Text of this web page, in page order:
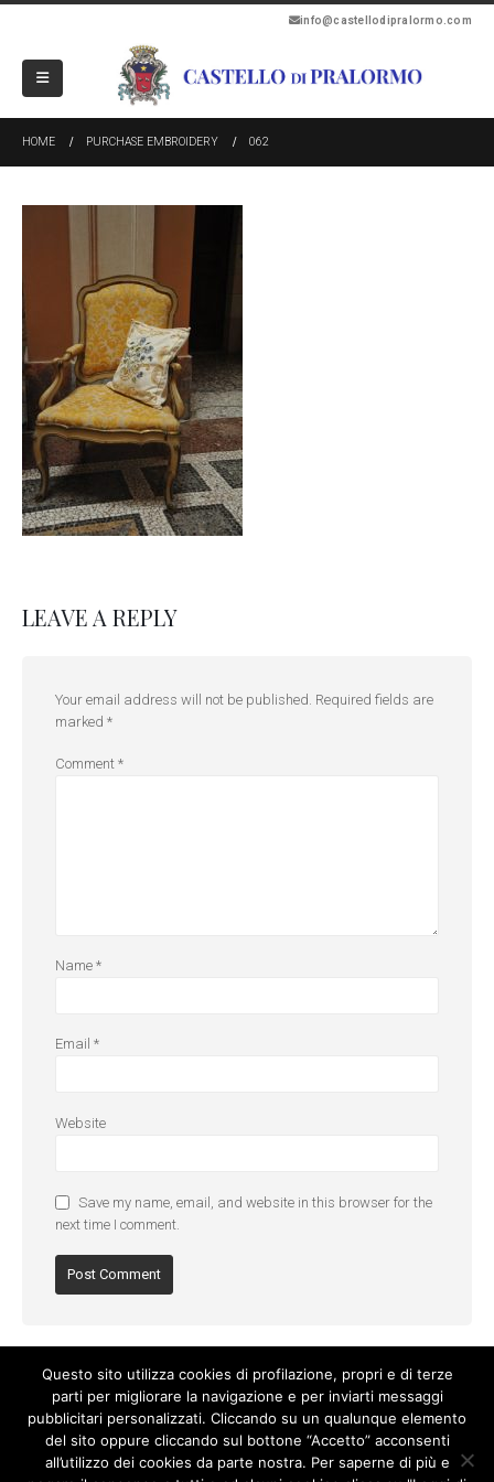
info@castellodipralormo.com
HOME PURCHASE EMBROIDERY 062
LEAVE A REPLY
Your email address will not be published. Required fields are
marked *
Comment *
Name *
Email *
Website
Save my name, email, and website in this browser for the
next time I comment.
Questo sito utilizza cookies di profilazione, propri e di terze
parti per migliorare la navigazione e per inviarti messaggi
pubblicitari personalizzati. Cliccando su un qualunque elemento
del sito oppure cliccando sul bottone “Accetto” acconsenti
all’utilizzo dei cookies da parte nostra. Per saperne di più e